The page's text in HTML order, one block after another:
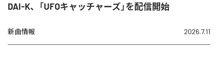
DAI-K、「UFOキャッチャーズ」を配信開始
新曲情報 2026.7.11